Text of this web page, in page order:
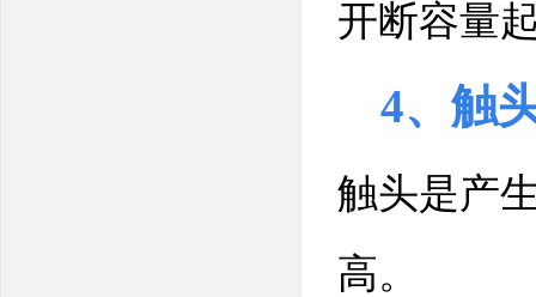
开断容量
4、触
触头是产
高。